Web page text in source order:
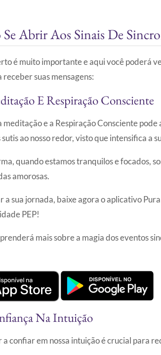
Abrir Aos Sinais De
é muito importante e aqui você poderá
receber suas mensagens:
E Respiração Consciente
meditação e a Respiração Consciente
sutis ao nosso redor, visto que intensifica a
quando estamos tranquilos e focados,
amorosas.
a sua jornada, baixe agora o aplicativo
PEP!
mais sobre a magia dos eventos
Na Intuição
confiar em nossa intuição é crucial para